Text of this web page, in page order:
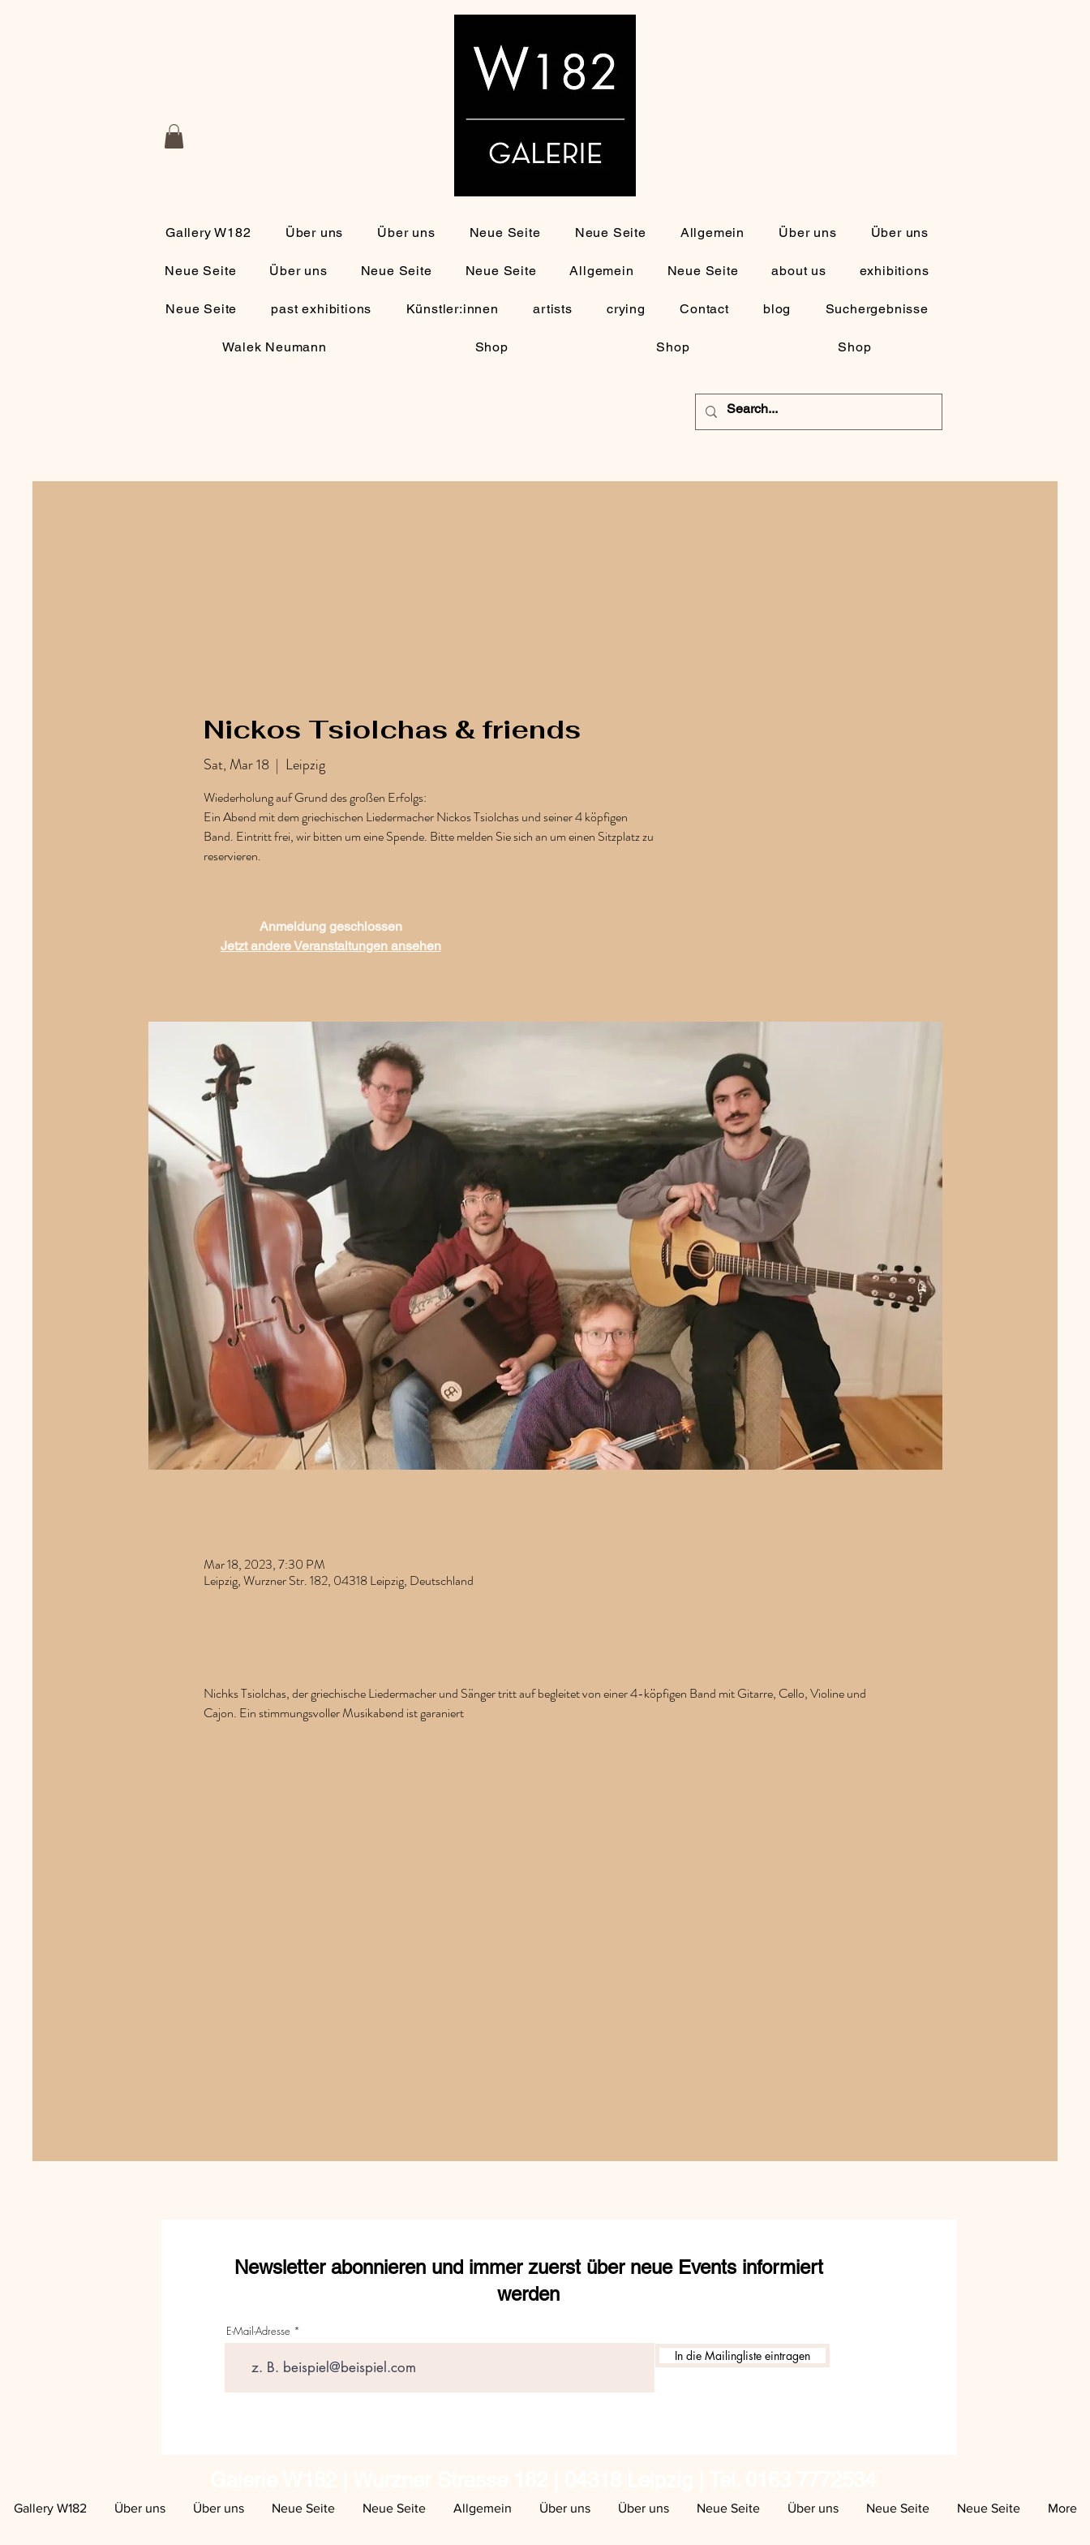
Gallery W182 Über uns Über uns Neue Seite Neue Seite Allgemein Über uns Über uns
Neue Seite Über uns Neue Seite Neue Seite Allgemein Neue Seite about us exhibitions
Neue Seite past exhibitions Künstler:innen artists crying Contact blog Suchergebnisse
Walek Neumann Shop Shop Shop
Nickos Tsiolchas & friends
Sat, Mar 18
  |
Leipzig
Wiederholung auf Grund des großen Erfolgs:
Ein Abend mit dem griechischen Liedermacher Nickos Tsiolchas und seiner 4 köpfigen
Band. Eintritt frei, wir bitten um eine Spende. Bitte melden Sie sich an um einen Sitzplatz zu
reservieren.
Anmeldung geschlossen
Jetzt andere Veranstaltungen ansehen
Mar 18, 2023, 7:30 PM
Leipzig, Wurzner Str. 182, 04318 Leipzig, Deutschland
Nichks Tsiolchas, der griechische Liedermacher und Sänger tritt auf begleitet von einer 4-köpfigen Band mit Gitarre, Cello, Violine und
Cajon. Ein stimmungsvoller Musikabend ist garaniert
Newsletter abonnieren und immer zuerst über neue Events informiert
werden
E-Mail-Adresse
In die Mailingliste eintragen
Gallery W182 Über uns Über uns Neue Seite Neue Seite Allgemein Über uns Über uns Neue Seite Über uns Neue Seite Neue Seite More